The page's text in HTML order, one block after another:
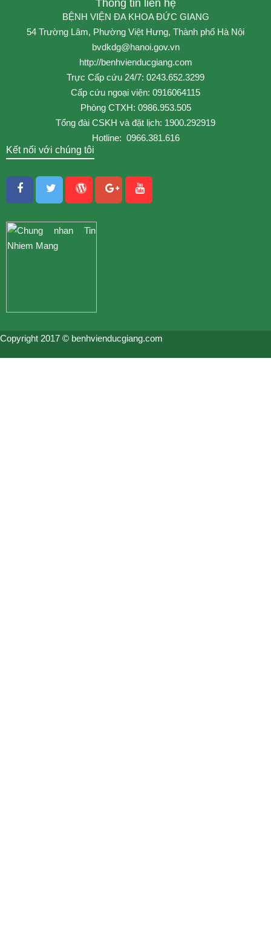
Thông tin liên hệ
BỆNH VIỆN ĐA KHOA ĐỨC GIANG
54 Trường Lâm, Phường Việt Hưng, Thành phố Hà Nội
bvdkdg@hanoi.gov.vn
http://benhvienducgiang.com
Trực Cấp cứu 24/7: 0243.652.3299
Cấp cứu ngoại viện: 0916064115
Phòng CTXH: 0986.953.505
Tổng đài CSKH và đặt lịch: 1900.292919
Hotline: 0966.381.616
Kết nối với chúng tôi
Copyright 2017 © benhvienducgiang.com